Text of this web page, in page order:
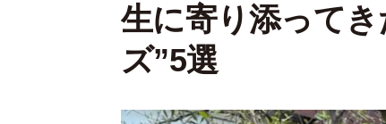
生に寄り添って
ズ”5選